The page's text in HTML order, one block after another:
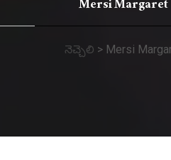
Mersi Margaret
నెచ్చెలి > Mersi